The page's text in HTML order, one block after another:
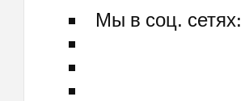
Мы в соц. сетях: